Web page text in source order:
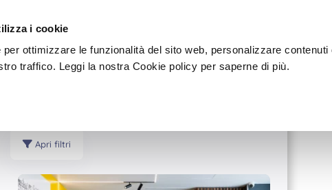
i cookie
ottimizzare le funzionalità del sito web, personalizzare contenuti
traffico. Leggi la nostra Cookie policy per saperne di più.
Apri filtri